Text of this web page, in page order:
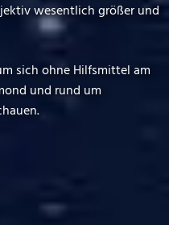
wesentlich größer und
sich ohne Hilfsmittel am
und rund um